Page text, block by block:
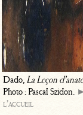
Dado, La Leçon
Photo : Pascal Szidon.
l’accueil